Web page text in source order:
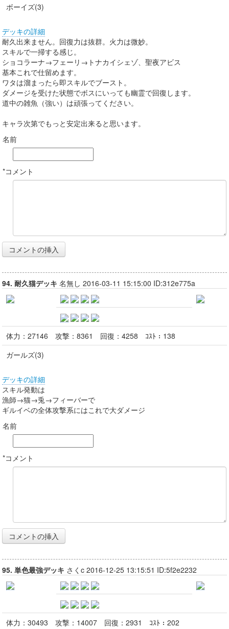
ボーイズ(3)
デッキの詳細
耐久出来ません。回復力は抜群。火力は微妙。
スキルで一掃する感じ。
ショコラーナ→フェーリ→トナカイシェゾ、聖夜アビス
基本これで仕留めます。
ワタは溜まったら即スキルでブースト。
ダメージを受けた状態でボスにいっても幽霊で回復します。
道中の雑魚（強い）は頑張ってください。
キャラ次第でもっと安定出来ると思います。
名前
*コメント
94. 耐久猫デッキ 名無し 2016-03-11 15:15:00 ID:312e775a
体力： 27146 攻撃： 8361 回復： 4258 ｺｽﾄ： 138
ガールズ(3)
デッキの詳細
スキル発動は
漁師→猫→兎→フィーバーで
ギルイベの全体攻撃系にはこれで大ダメージ
名前
*コメント
95. 単色最強デッキ さくc 2016-12-25 13:15:51 ID:5f2e2232
体力： 30493 攻撃： 14007 回復： 2931 ｺｽﾄ： 202